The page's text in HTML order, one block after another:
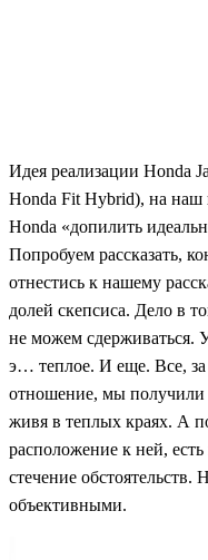
Идея реализации Honda
Honda Fit Hybrid), на наш
Honda «допилить
Попробуем рассказать,
отнестись к нашему
долей скепсиса. Дело в
не можем сдерживаться.
э… теплое. И еще. Все, за
отношение, мы получили
живя в теплых краях. А
расположение к ней,
стечение
объективными.